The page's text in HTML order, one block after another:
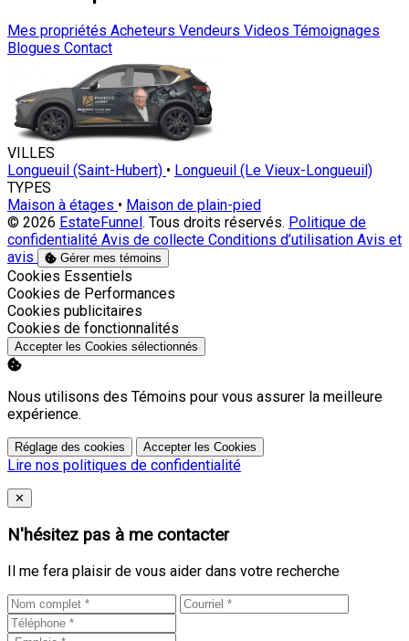
Mes propriétés Acheteurs Vendeurs Videos Témoignages
Blogues Contact
VILLES
Longueuil (Saint-Hubert) • Longueuil (Le Vieux-Longueuil)
TYPES
Maison à étages • Maison de plain-pied
© 2026 EstateFunnel . Tous droits réservés. Politique de
confidentialité Avis de collecte Conditions d’utilisation Avis et
avis
Gérer mes témoins
Activer
Cookies Essentiels
Activer
Cookies de Performances
Activer
Cookies publicitaires
Activer
Cookies de fonctionnalités
Accepter les Cookies sélectionnés
Nous utilisons des Témoins pour vous assurer la meilleure
expérience.
Réglage des cookies Accepter les Cookies
Lire nos politiques de confidentialité
Close
✕
N'hésitez pas à me contacter
Il me fera plaisir de vous aider dans votre recherche